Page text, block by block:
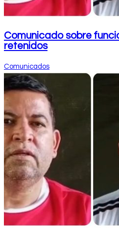
Comunicado sobre
retenidos
Comunicados